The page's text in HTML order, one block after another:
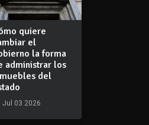
quiere
el
la forma
administrar los
del
Jul 03 2026